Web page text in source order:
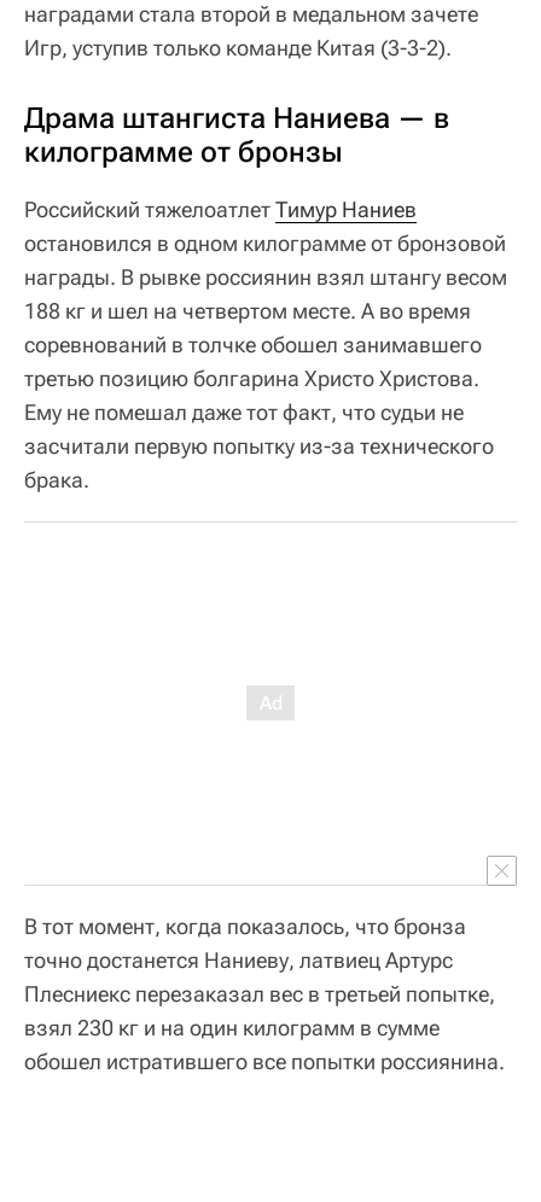
наградами стала второй в медальном зачете
Игр, уступив только команде Китая (3-3-2).
Драма штангиста Наниева — в
килограмме от бронзы
Российский тяжелоатлетТимур Наниев
остановился в одном килограмме от бронзовой
награды. В рывке россиянин взял штангу весом
188 кг и шел на четвертом месте. А во время
соревнований в толчке обошел занимавшего
третью позицию болгарина Христо Христова.
Ему не помешал даже тот факт, что судьи не
засчитали первую попытку из-за технического
брака.
В тот момент, когда показалось, что бронза
точно достанется Наниеву, латвиец Артурс
Плесниекс перезаказал вес в третьей попытке,
взял 230 кг и на один килограмм в сумме
обошел истратившего все попытки россиянина.